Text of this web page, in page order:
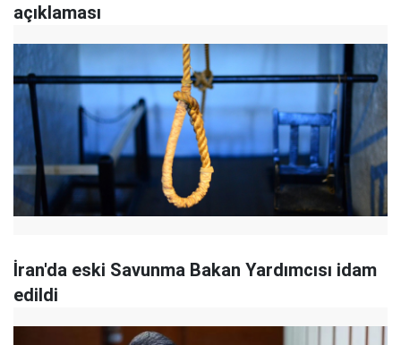
açıklaması
İran'da eski Savunma Bakan Yardımcısı idam
edildi